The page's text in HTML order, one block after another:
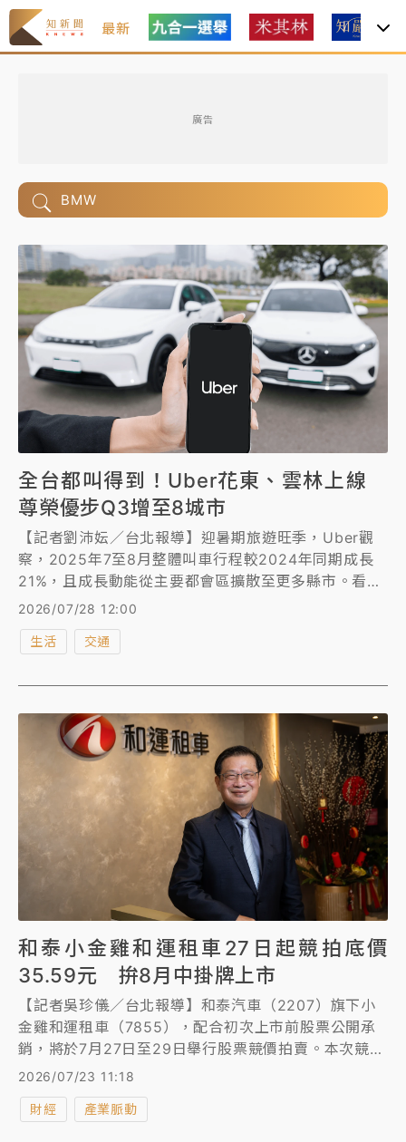
最新
廣告
BMW
全台都叫得到！Uber花東、雲林上線
尊榮優步Q3增至8城市
【記者劉沛妘／台北報導】迎暑期旅遊旺季，Uber觀
察，2025年7至8月整體叫車行程較2024年同期成長
21%，且成長動能從主要都會區擴散至更多縣市。看好
花東觀光與在地移動場景回溫，Uber與合作車隊宣布
圖；另外，為滿足商務差旅、國際旅客與高端用戶需
拓展至新竹、台中、台南、高雄共8大主要城市。
2026/07/28 12:00
生活 交通
和泰小金雞和運租車27日起競拍底價
35.59元 拚8月中掛牌上市
【記者吳珍儀／台北報導】和泰汽車（2207）旗下小
金雞和運租車（7855），配合初次上市前股票公開承
銷，將於7月27日至29日舉行股票競價拍賣。本次競拍
底價為每股35.59元，採價高者優先得標，預計於7月
31日開標，7月21日興櫃收盤均價為105.05元。
2026/07/23 11:18
財經 產業脈動